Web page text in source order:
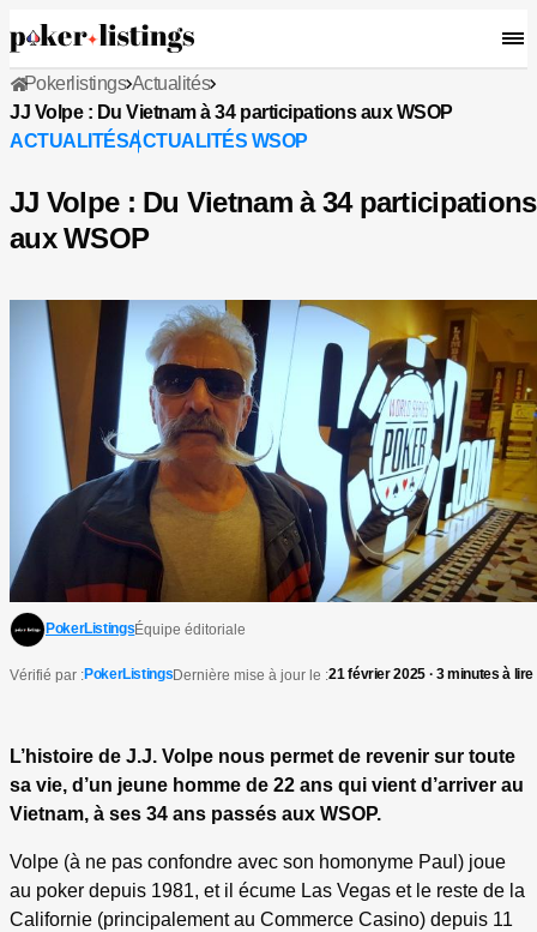
Pokerlistings Actualités
JJ Volpe : Du Vietnam à 34 participations aux WSOP
ACTUALITÉSACTUALITÉS WSOP
JJ Volpe : Du Vietnam à 34 participations
aux WSOP
PokerListingsÉquipe éditoriale
Vérifié par :PokerListingsDernière mise à jour le :21 février 2025 · 3 minutes à lire
L’histoire de J.J. Volpe nous permet de revenir sur toute
sa vie, d’un jeune homme de 22 ans qui vient d’arriver au
Vietnam, à ses 34 ans passés aux WSOP.
Volpe (à ne pas confondre avec son homonyme Paul) joue
au poker depuis 1981, et il écume Las Vegas et le reste de la
Californie (principalement au Commerce Casino) depuis 11